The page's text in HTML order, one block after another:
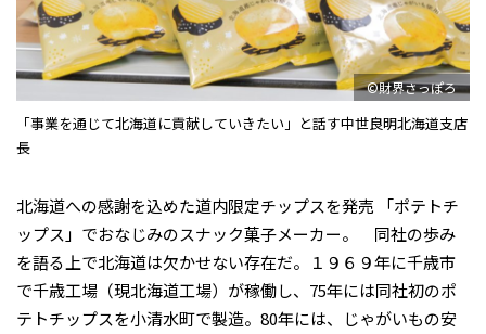
©財界さっぽろ
「事業を通じて北海道に貢献していきたい」と話す中世良明北海道支店
長
北海道への感謝を込めた道内限定チップスを発売 「ポテトチ
ップス」でおなじみのスナック菓子メーカー。 同社の歩み
を語る上で北海道は欠かせない存在だ。１９６９年に千歳市
で千歳工場（現北海道工場）が稼働し、75年には同社初のポ
テトチップスを小清水町で製造。80年には、じゃがいもの安